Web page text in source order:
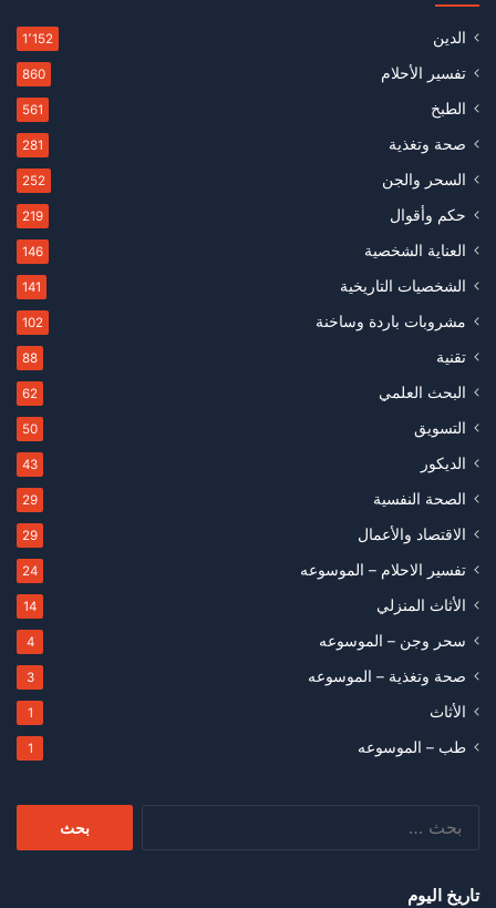
الدين 1٬152
تفسير الأحلام 860
الطبخ 561
صحة وتغذية 281
السحر والجن 252
حكم وأقوال 219
العناية الشخصية 146
الشخصيات التاريخية 141
مشروبات باردة وساخنة 102
تقنية 88
البحث العلمي 62
التسويق 50
الديكور 43
الصحة النفسية 29
الاقتصاد والأعمال 29
تفسير الاحلام – الموسوعه 24
الأثاث المنزلي 14
سحر وجن – الموسوعه 4
صحة وتغذية – الموسوعه 3
الأثاث 1
طب – الموسوعه 1
تاريخ اليوم